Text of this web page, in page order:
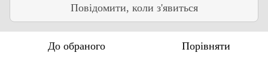
Повідомити, коли з'явиться
До обраного Порівняти